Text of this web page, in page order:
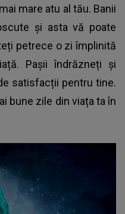
mare atu al tău. Banii
și asta vă poate
petrece o zi împlinită
Pașii îndrăzneți și
satisfacții pentru tine.
bune zile din viața ta în